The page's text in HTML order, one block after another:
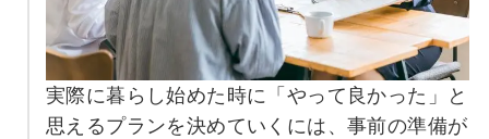
実際に暮らし始めた時に「やって良かった」と
思えるプランを決めていくには、事前の準備が